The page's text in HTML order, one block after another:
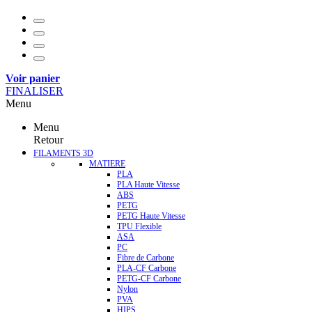
Voir panier
FINALISER
Menu
Menu
Retour
FILAMENTS 3D
MATIERE
PLA
PLA Haute Vitesse
ABS
PETG
PETG Haute Vitesse
TPU Flexible
ASA
PC
Fibre de Carbone
PLA-CF Carbone
PETG-CF Carbone
Nylon
PVA
HIPS